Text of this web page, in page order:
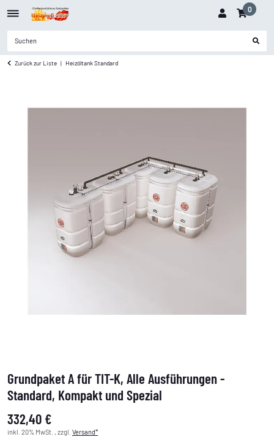
0
Zurück zur Liste Heizöltank Standard
Grundpaket A für TIT-K, Alle Ausführungen -
Standard, Kompakt und Spezial
332,40 €
inkl. 20% MwSt. , zzgl. Versand*